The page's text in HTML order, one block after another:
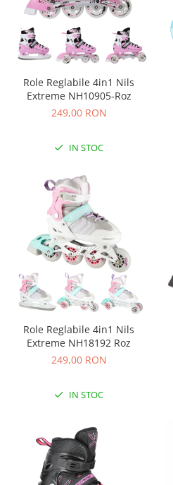
Jucarii de constructii
Jucarii diverse
Jucarii Plus
Masinute
Organizator jucarii
Papusi si cele necesare
Trenulete jucarii
Articole de plaja
Centre de joaca exterior
Corturi si casute copii
Hamac copii si adulti
Mese de Tenis
Patine cu Role
Patine de gheata
Patine gheata fixe
Trambuline si accesorii
Accesorii Trambuline
Trambuline
Role Reglabile 4in1 Nils
Extreme NH10905-Roz
249,00 RON
IN STOC
Role Reglabile 4in1 Nils
Extreme NH18192 Roz
249,00 RON
IN STOC